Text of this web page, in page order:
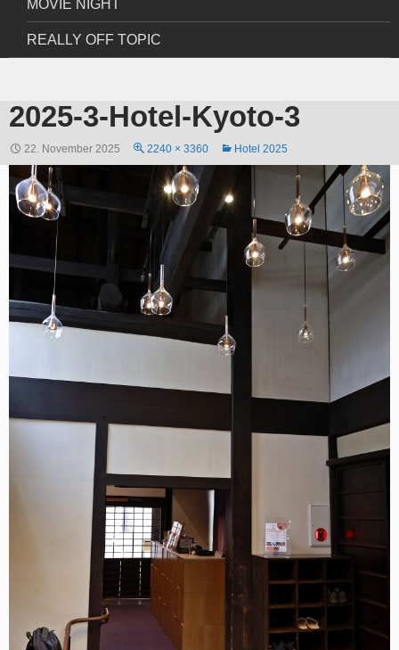
MOVIE NIGHT
REALLY OFF TOPIC
2025-3-Hotel-Kyoto-3
22. November 2025 2240 × 3360 Hotel 2025